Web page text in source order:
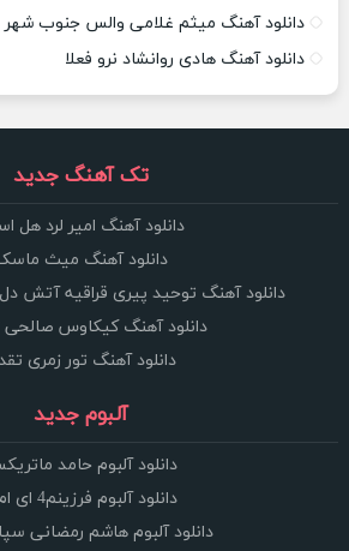
دانلود آهنگ میثم غلامی والس جنوب شهر
دانلود آهنگ هادی روانشاد نرو فعلا
تک آهنگ جدید
دانلود آهنگ امیر لرد هل
دانلود آهنگ میث
دانلود آهنگ توحید پیری قراقیه
دانلود آهنگ کیکاوس صالحی
دانلود آهنگ تور زمری
آلبوم جدید
دانلود آلبوم حامد
دانلود آلبوم فرزینم4 ای ام 4
دانلود آلبوم هاشم رمضانی